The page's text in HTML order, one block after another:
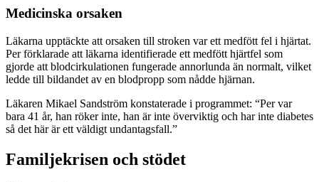
Medicinska orsaken
Läkarna upptäckte att orsaken till stroken var ett medfött fel i hjärtat.
Per förklarade att läkarna identifierade ett medfött hjärtfel som
gjorde att blodcirkulationen fungerade annorlunda än normalt, vilket
ledde till bildandet av en blodpropp som nådde hjärnan.
Läkaren Mikael Sandström konstaterade i programmet: “Per var
bara 41 år, han röker inte, han är inte överviktig och har inte diabetes
så det här är ett väldigt undantagsfall.”
Familjekrisen och stödet